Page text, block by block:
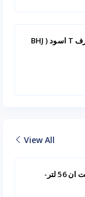
شفاط جداري 90 سم , بيلا حرف T اسود ( BHJ
View All
فرن كهربائي تركي كومتيل بلت ان 56 لتر-